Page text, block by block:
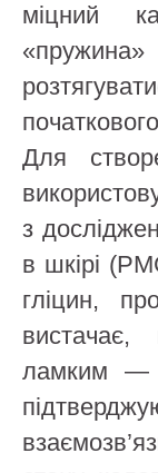
міцний
Для
з
в шкірі
гліцин,
ламким —